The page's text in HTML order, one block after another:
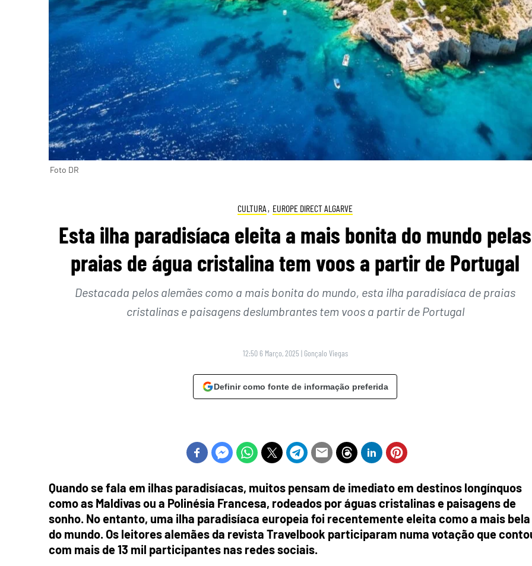
Foto DR
CULTURA , EUROPE DIRECT ALGARVE
Esta ilha paradisíaca eleita a mais bonita do mundo pelas
praias de água cristalina tem voos a partir de Portugal
Destacada pelos alemães como a mais bonita do mundo, esta ilha paradisíaca de praias
cristalinas e paisagens deslumbrantes tem voos a partir de Portugal
12:50 6 Março, 2025 | Gonçalo Viegas
Definir como fonte de informação preferida
Quando se fala em ilhas paradisíacas, muitos pensam de imediato em destinos longínquos
como as Maldivas ou a Polinésia Francesa, rodeados por águas cristalinas e paisagens de
sonho. No entanto, uma ilha paradisíaca europeia foi recentemente eleita como a mais bela
do mundo. Os leitores alemães da revista Travelbook participaram numa votação que
com mais de 13 mil participantes nas redes sociais.